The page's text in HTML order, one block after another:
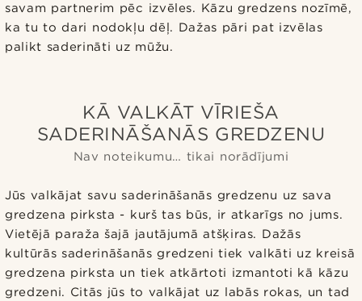
savam partnerim pēc izvēles. Kāzu gredzens nozīmē,
ka tu to dari nodokļu dēļ. Dažas pāri pat izvēlas
palikt saderināti uz mūžu.
KĀ VALKĀT VĪRIEŠA
SADERINĀŠANĀS GREDZENU
Nav noteikumu… tikai norādījumi
Jūs valkājat savu saderināšanās gredzenu uz sava
gredzena pirksta - kurš tas būs, ir atkarīgs no jums.
Vietējā paraža šajā jautājumā atšķiras. Dažās
kultūrās saderināšanās gredzeni tiek valkāti uz kreisā
gredzena pirksta un tiek atkārtoti izmantoti kā kāzu
gredzeni. Citās jūs to valkājat uz labās rokas, un tad